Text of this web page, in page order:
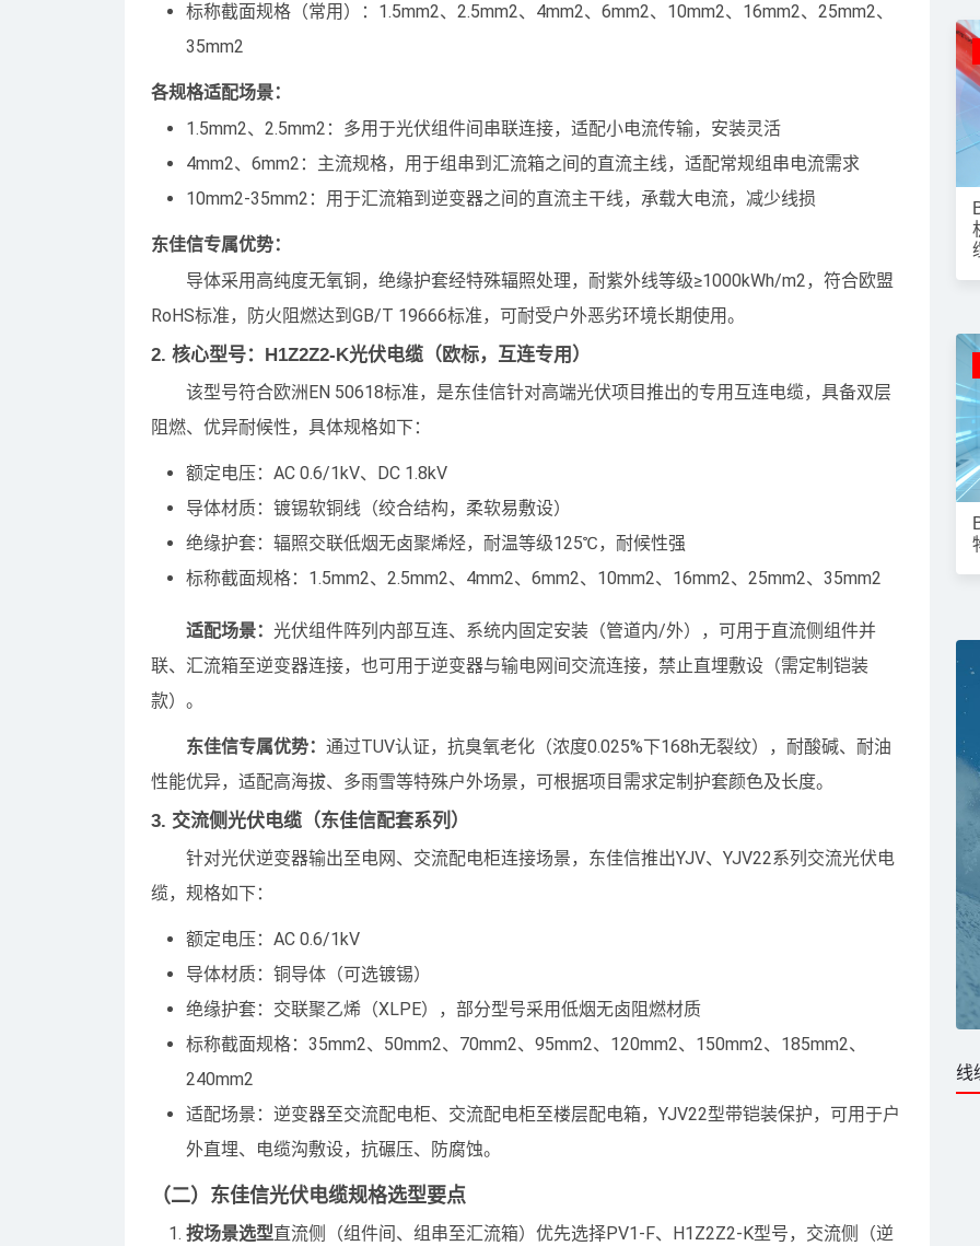
标称截面规格（常用）：1.5mm2、2.5mm2、4mm2、6mm2、10mm2、16mm2、25mm2、
35mm2
各规格适配场景：
1.5mm2、2.5mm2：多用于光伏组件间串联连接，适配小电流传输，安装灵活
4mm2、6mm2：主流规格，用于组串到汇流箱之间的直流主线，适配常规组串电流需求
10mm2-35mm2：用于汇流箱到逆变器之间的直流主干线，承载大电流，减少线损
东佳信专属优势：
导体采用高纯度无氧铜，绝缘护套经特殊辐照处理，耐紫外线等级≥1000kWh/m2，符合欧盟
RoHS标准，防火阻燃达到GB/T 19666标准，可耐受户外恶劣环境长期使用。
2. 核心型号：H1Z2Z2-K光伏电缆（欧标，互连专用）
该型号符合欧洲EN 50618标准，是东佳信针对高端光伏项目推出的专用互连电缆，具备双层
阻燃、优异耐候性，具体规格如下：
额定电压：AC 0.6/1kV、DC 1.8kV
导体材质：镀锡软铜线（绞合结构，柔软易敷设）
绝缘护套：辐照交联低烟无卤聚烯烃，耐温等级125℃，耐候性强
标称截面规格：1.5mm2、2.5mm2、4mm2、6mm2、10mm2、16mm2、25mm2、35mm2
适配场景： 光伏组件阵列内部互连、系统内固定安装（管道内/外），可用于直流侧组件并
联、汇流箱至逆变器连接，也可用于逆变器与输电网间交流连接，禁止直埋敷设（需定制铠装
款）。
东佳信专属优势： 通过TUV认证，抗臭氧老化（浓度0.025%下168h无裂纹），耐酸碱、耐油
性能优异，适配高海拔、多雨雪等特殊户外场景，可根据项目需求定制护套颜色及长度。
3. 交流侧光伏电缆（东佳信配套系列）
针对光伏逆变器输出至电网、交流配电柜连接场景，东佳信推出YJV、YJV22系列交流光伏电
缆，规格如下：
额定电压：AC 0.6/1kV
导体材质：铜导体（可选镀锡）
绝缘护套：交联聚乙烯（XLPE），部分型号采用低烟无卤阻燃材质
标称截面规格：35mm2、50mm2、70mm2、95mm2、120mm2、150mm2、185mm2、
240mm2
适配场景：逆变器至交流配电柜、交流配电柜至楼层配电箱，YJV22型带铠装保护，可用于户
外直埋、电缆沟敷设，抗碾压、防腐蚀。
（二）东佳信光伏电缆规格选型要点
按场景选型直流侧（组件间、组串至汇流箱）优先选择PV1-F、H1Z2Z2-K型号，交流侧（逆
线